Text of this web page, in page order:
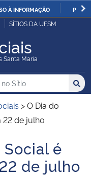
À INFORMAÇÃO
SÍTIOS DA UFSM
Santa Maria
no no Sítio
>O Dia do
22 de julho
é
de julho